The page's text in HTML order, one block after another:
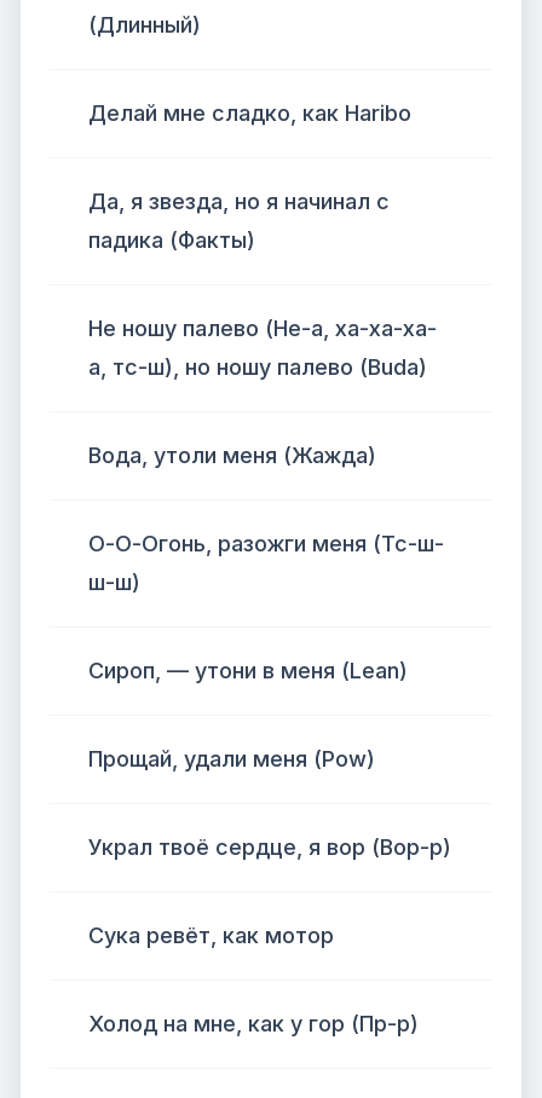
(Длинный)
Делай мне сладко, как Haribo
Да, я звезда, но я начинал с
падика (Факты)
Не ношу палево (Не-а, ха-ха-ха-
а, тс-ш), но ношу палево (Buda)
Вода, утоли меня (Жажда)
О-О-Огонь, разожги меня (Тс-ш-
ш-ш)
Сироп, — утони в меня (Lean)
Прощай, удали меня (Pow)
Украл твоё сердце, я вор (Вор-р)
Сука ревёт, как мотор
Холод на мне, как у гор (Пр-р)